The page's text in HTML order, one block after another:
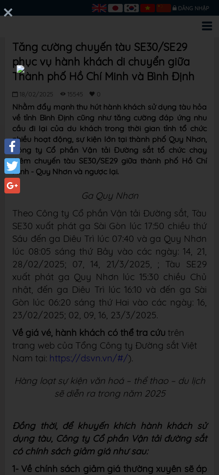
ĐĂNG NHẬP
Facebook
Twitter
Tăng cường chuyến tàu SE30/SE29
phục vụ hành khách di chuyển giữa
Thành phố Hồ Chí Minh và Bình Định
18/02/2025 15545 0
Nhằm đẩy mạnh thu hút hành khách sử dụng tàu hỏa
về tỉnh Bình Định cũng như tăng cường đáp ứng nhu
cầu đi lại của du khách trong thời gian tỉnh tổ chức
nhiều hoạt động, sự kiện lớn tại thành phố Quy Nhơn,
Công ty Cổ phần Vận tải Đường sắt tổ chức chạy
thêm chuyến tàu SE30/SE29 giữa thành phố Hồ Chí
Minh - Quy Nhơn và ngược lại.
Ga Quy Nhơn
Theo Công ty Cổ phần Vận tải Đường sắt, Tàu
SE30 xuất phát ga Sài Gòn lúc 17:50 chiều thứ
Sáu đến ga Diêu Trì lúc 07:40 và ga Quy Nhơn
lúc 08:05 sáng thứ Bảy vào các ngày: 14, 21,
28/02/2025; 07, 14, 21/3/2025, ; Tàu SE29
xuất phát ga Quy Nhơn lúc 15:30 chiều Chủ
nhật, đến ga Diêu Trì lúc 16:10 và đến ga Sài
Gòn lúc 06:20 sáng thứ Hai vào các ngày: 16,
23/02/2025; 02, 09, 16, 23/3/2025.
Về giá vé, hành khách có thể tra cứu trên
trang web của Tổng Công ty Đường sắt Việt
Nam tại: https://dsvn.vn/#/).
Hàng loạt sự kiện văn hoá – thể thao – du lịch
sẽ diễn ra trong năm 2025
Đồng thời, để khuyến khích hành khách sử
dụng tàu, Công ty Cổ phần Vận tải đường sắt
có chính sách giảm giá như sau:
1- Về chính sách giảm giá thường xuyên sẽ áp